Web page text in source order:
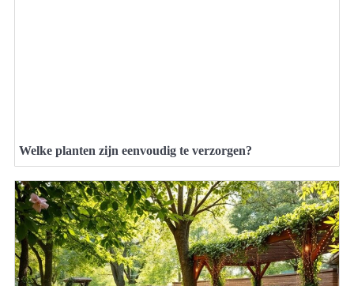
Welke planten zijn eenvoudig te verzorgen?